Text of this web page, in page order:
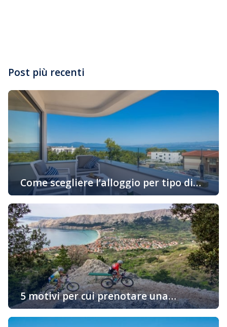
Post più recenti
Come scegliere l’alloggio per tipo di
attività in vacanza
Oggigiorno sempre di più gli ospiti cercano alloggio in
base alle loro preferenze personali e allo stile di
godimento della loro vacanza. Se siete uno di quelli che
desiderano prenotare un alloggio in un appartamento
adatto al vostro stile di vita, continuate a leggere… Una
vacanza attiva con il minimo trattenimento
nell’appartamento Innanzitutto dovete pensare […]
5 motivi per cui prenotare una
sistemazione sull’isola “d’Oro” di Krk è
una buona idea
Vi state chiedendo perché dovreste prenotare un alloggio